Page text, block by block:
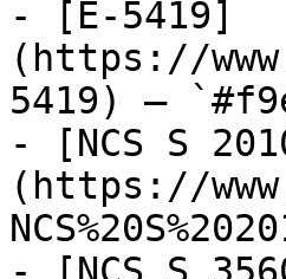
- [E-5419]
(https://
5419) —
- [NCS S
(https://